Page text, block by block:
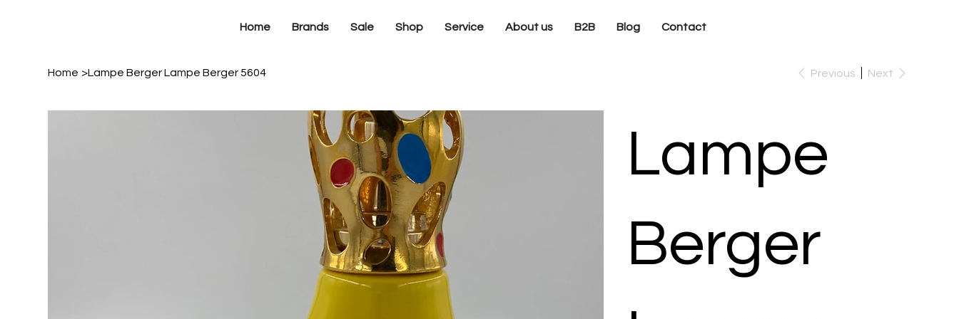
Home Brands Sale Shop Service About us B2B Blog Contact
Home >Lampe Berger Lampe Berger 5604 Previous Next
Lampe
Berger